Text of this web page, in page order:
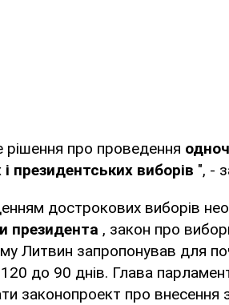
рішення про проведення
президентських виборів ", -
дострокових виборів
президента , закон про
Литвин запропонував для
до 90 днів. Глава
законопроект про внесення